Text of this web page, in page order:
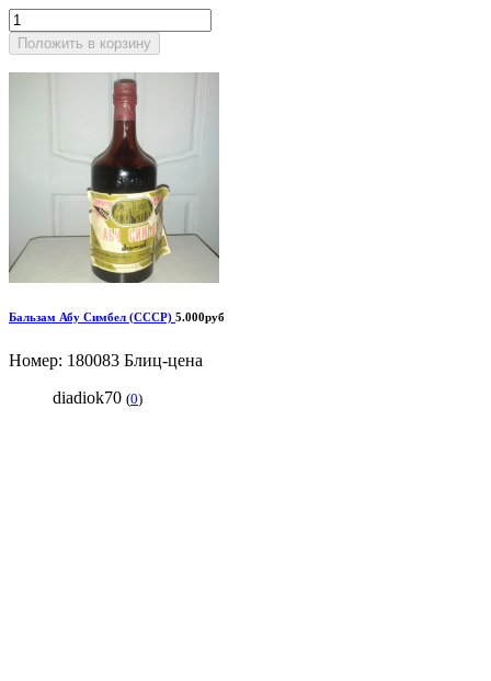
Положить в корзину
Бальзам Абу Симбел (СССР) 5.000руб
Номер: 180083 Блиц-цена
diadiok70 (0)